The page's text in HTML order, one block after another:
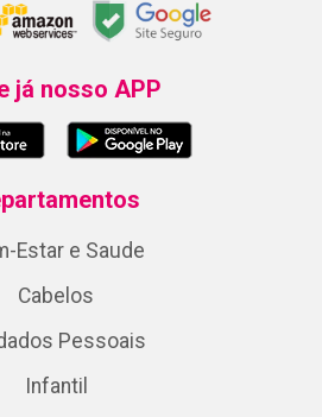
já nosso APP
Estar e Saude
Cabelos
Pessoais
Infantil